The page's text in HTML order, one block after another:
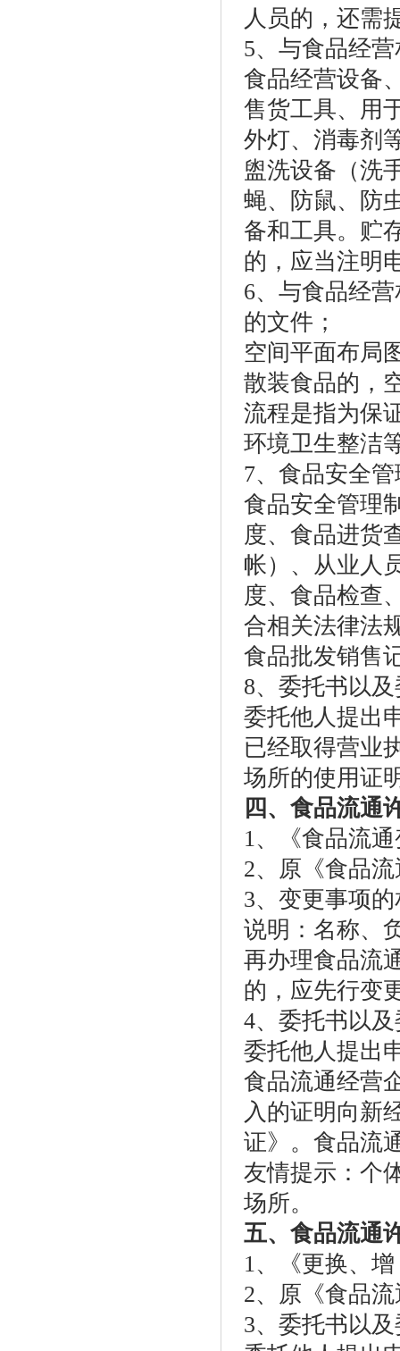
人员的，还需
5、与食品经
食品经营设备
售货工具、用
外灯、消毒剂
盥洗设备（洗
蝇、防鼠、防
备和工具。贮
的，应当注明
6、与食品经
的文件；
空间平面布局
散装食品的，
流程是指为保
环境卫生整洁
7、食品安全
食品安全管理
度、食品进货
帐）、从业人
度、食品检查
合相关法律法
食品批发销售
8、委托书以
委托他人提出
已经取得营业
场所的使用证
四、食品流通
1、《食品流
2、原《食品
3、变更事项
说明：名称、
再办理食品流
的，应先行变
4、委托书以
委托他人提出
食品流通经营
入的证明向新
证》。食品流
友情提示：个
场所。
五、食品流通
1、《更换、
2、原《食品
3、委托书以